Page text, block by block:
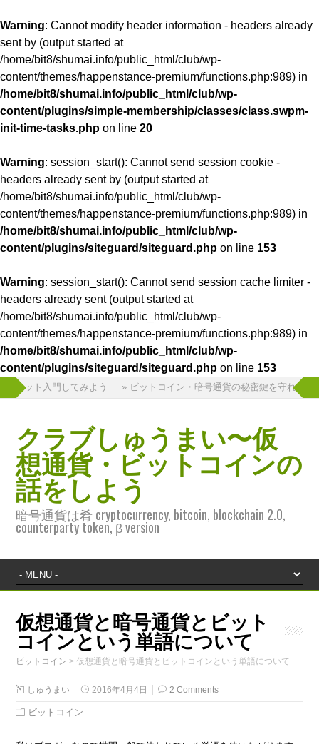
Warning: Cannot modify header information - headers already
sent by (output started at
/home/bit8/shumai.info/public_html/club/wp-
content/themes/happenstance-premium/functions.php:989) in
/home/bit8/shumai.info/public_html/club/wp-
content/plugins/simple-membership/classes/class.swpm-
init-time-tasks.php on line 20
Warning: session_start(): Cannot send session cookie -
headers already sent by (output started at
/home/bit8/shumai.info/public_html/club/wp-
content/themes/happenstance-premium/functions.php:989) in
/home/bit8/shumai.info/public_html/club/wp-
content/plugins/siteguard/siteguard.php on line 153
Warning: session_start(): Cannot send session cache limiter -
headers already sent (output started at
/home/bit8/shumai.info/public_html/club/wp-
content/themes/happenstance-premium/functions.php:989) in
/home/bit8/shumai.info/public_html/club/wp-
content/plugins/siteguard/siteguard.php on line 153
ット入門してみよう » ビットコイン・暗号通貨の秘密鍵を守れ！
クラブしゅうまい〜仮
想通貨・ビットコインの
話をしよう
暗号通貨は肴 cryptocurrency, bitcoin, blockchain 2.0,
counterparty token, β version
仮想通貨と暗号通貨とビット
コインという単語について
ビットコイン >仮想通貨と暗号通貨とビットコインという単語について
しゅうまい 2016年4月4日 2 Comments
ビットコイン